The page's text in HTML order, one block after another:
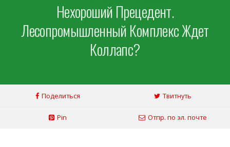
Нехороший Прецедент.
Лесопромышленный Комплекс Ждет
Коллапс?
Поделиться Твитнуть
Pin Отпр. по эл. почте